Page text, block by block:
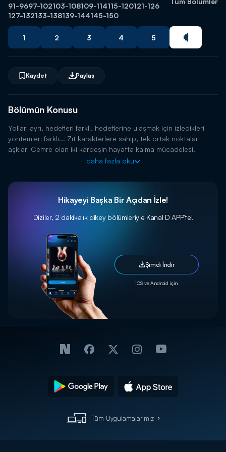
Bölümün Konusu
Yolları ayrı, hedefleri farklı, hedeflerine ulaşmak için izledikleri
yöntemleri farklı... Zıt karakterlere sahip, tek ortak noktaları
aşkları Cemre olan iki kardeşin hayatta kalma mücadelesi!
daha fazla oku
Kaydet Paylaş
91-9697-102103-108109-114115-120121-126
127-132133-138139-144145-150
1 2 3 4 5
Hikayeyi Başka Bir Açıdan İzle!
Diziler, 2 dakikalık dikey bölümleriyle Kanal D APP'te!
Şimdi İndir
iOS ve Android için
Tüm Uygulamalarımız